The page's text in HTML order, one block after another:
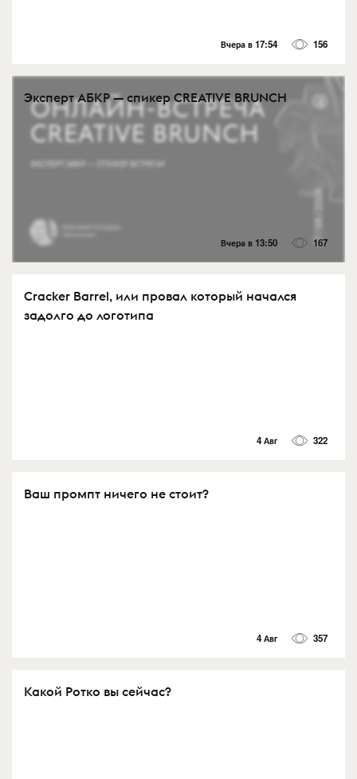
Вчера в 17:54 156
Эксперт АБКР — спикер CREATIVE BRUNCH
Вчера в 13:50 167
Cracker Barrel, или провал который начался
задолго до логотипа
4 Авг 322
Ваш промпт ничего не стоит?
4 Авг 357
Какой Ротко вы сейчас?